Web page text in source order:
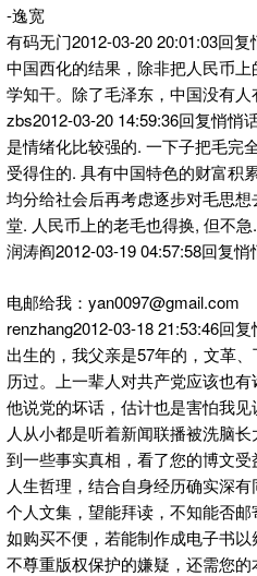
-逸宽
有码无门2012-03-20 20:01:03回
中国西化的结果，除非把人民币
学知干。除了毛泽东，中国没有人
zbs2012-03-20 14:59:36回复悄悄
是情绪化比较强的. 一下子把毛完
受得住的. 具有中国特色的财富积
均分给社会后再考虑逐步对毛思
堂. 人民币上的老毛也得换, 但不急.
润涛阎2012-03-19 04:57:58回复
电邮给我：yan0097@gmail.com
renzhang2012-03-18 21:53:46回
出生的，我父亲是57年的，文革
历过。上一辈人对共产党应该也
他说党的坏话，估计也是害怕我
人从小都是听着新闻联播被洗脑
到一些事实真相，看了您的博文
人生哲理，结合自身经历确实深
个人文集，望能拜读，不知能否邮
如购买不便，若能制作成电子书
不尊重版权保护的嫌疑，还需您